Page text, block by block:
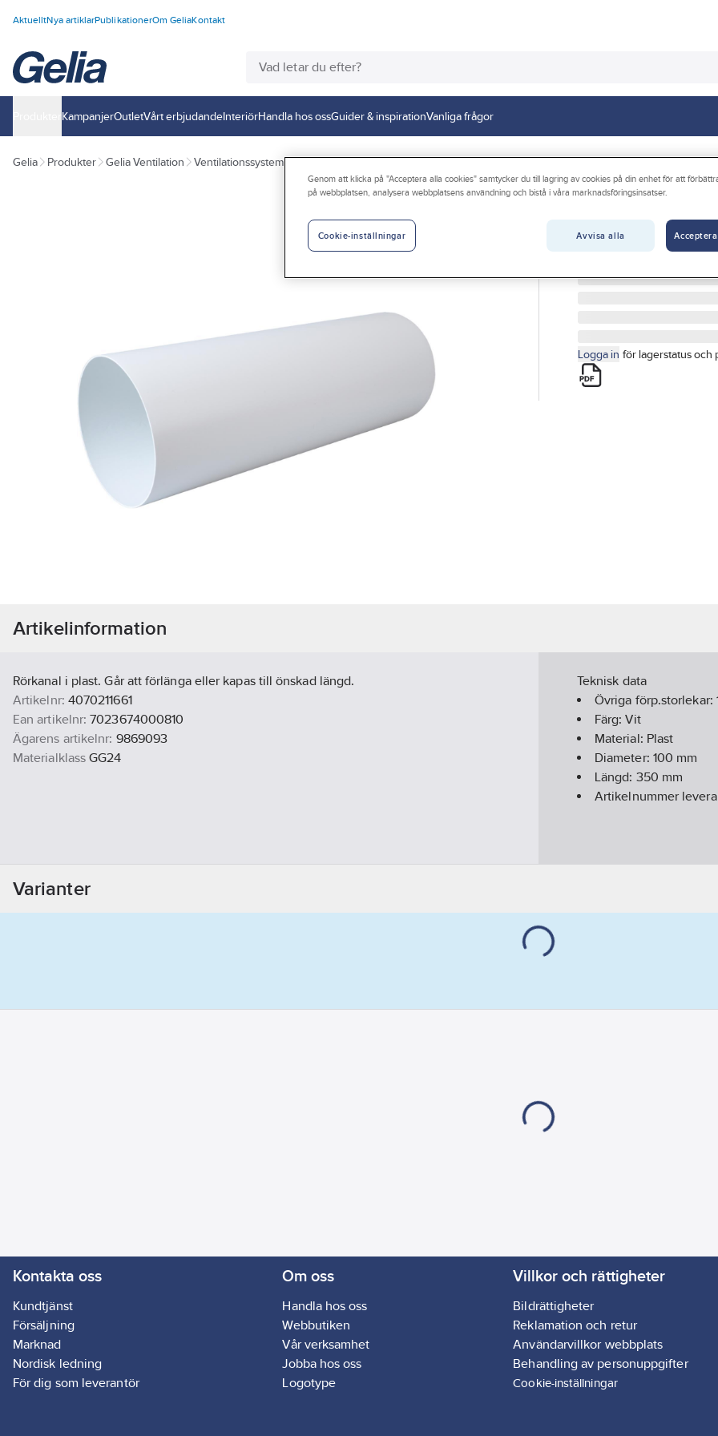
AktuelltNya artiklarPublikationerOm GeliaKontakt
KampanjerOutletVårt erbjudandeInteriörHandla hos ossGuider & inspirationVanliga frågor
Gelia Produkter Gelia Ventilation Ventilationssystem Ventilationssystem Flexit
VÄGGRÖR RG100
Logga in för lagerstatus och
Artikelinformation
Rörkanal i plast. Går att förlänga eller kapas till önskad längd.
Artikelnr: 4070211661
Ean artikelnr: 7023674000810
Ägarens artikelnr: 9869093
Materialklass GG24
Teknisk data
Övriga förp.storlekar:
Färg:Vit
Material: Plast
Diameter: 100 mm
Längd: 350 mm
Artikelnummer
Varianter
Kontakta oss
Kundtjänst
Försäljning
Marknad
Nordisk ledning
För dig som leverantör
Om oss
Handla hos oss
Webbutiken
Vår verksamhet
Jobba hos oss
Logotype
Villkor och rättigheter
Bildrättigheter
Reklamation och retur
Användarvillkor webbplats
Behandling av personuppgifter
Cookie-inställningar
Genom att klicka på "Acceptera alla cookies" samtycker du till lagring av cookies på din enhet för att
på webbplatsen, analysera webbplatsens användning och bistå i våra marknadsföringsinsatser.
Avvisa alla
Cookie-inställningar